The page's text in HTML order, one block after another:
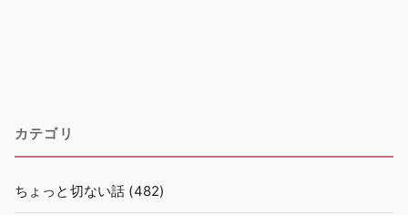
カテゴリ
ちょっと切ない話 (482)